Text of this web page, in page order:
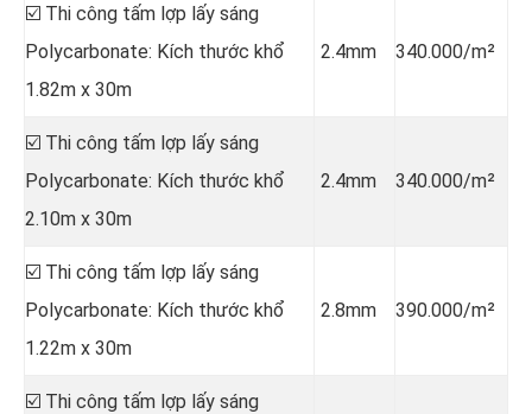
☑️ Thi công tấm lợp lấy sáng
Polycarbonate: Kích thước khổ
1.82m x 30m
2.4mm 340.000/m²
☑️ Thi công tấm lợp lấy sáng
Polycarbonate: Kích thước khổ
2.10m x 30m
2.4mm 340.000/m²
☑️ Thi công tấm lợp lấy sáng
Polycarbonate: Kích thước khổ
1.22m x 30m
2.8mm 390.000/m²
☑️ Thi công tấm lợp lấy sáng